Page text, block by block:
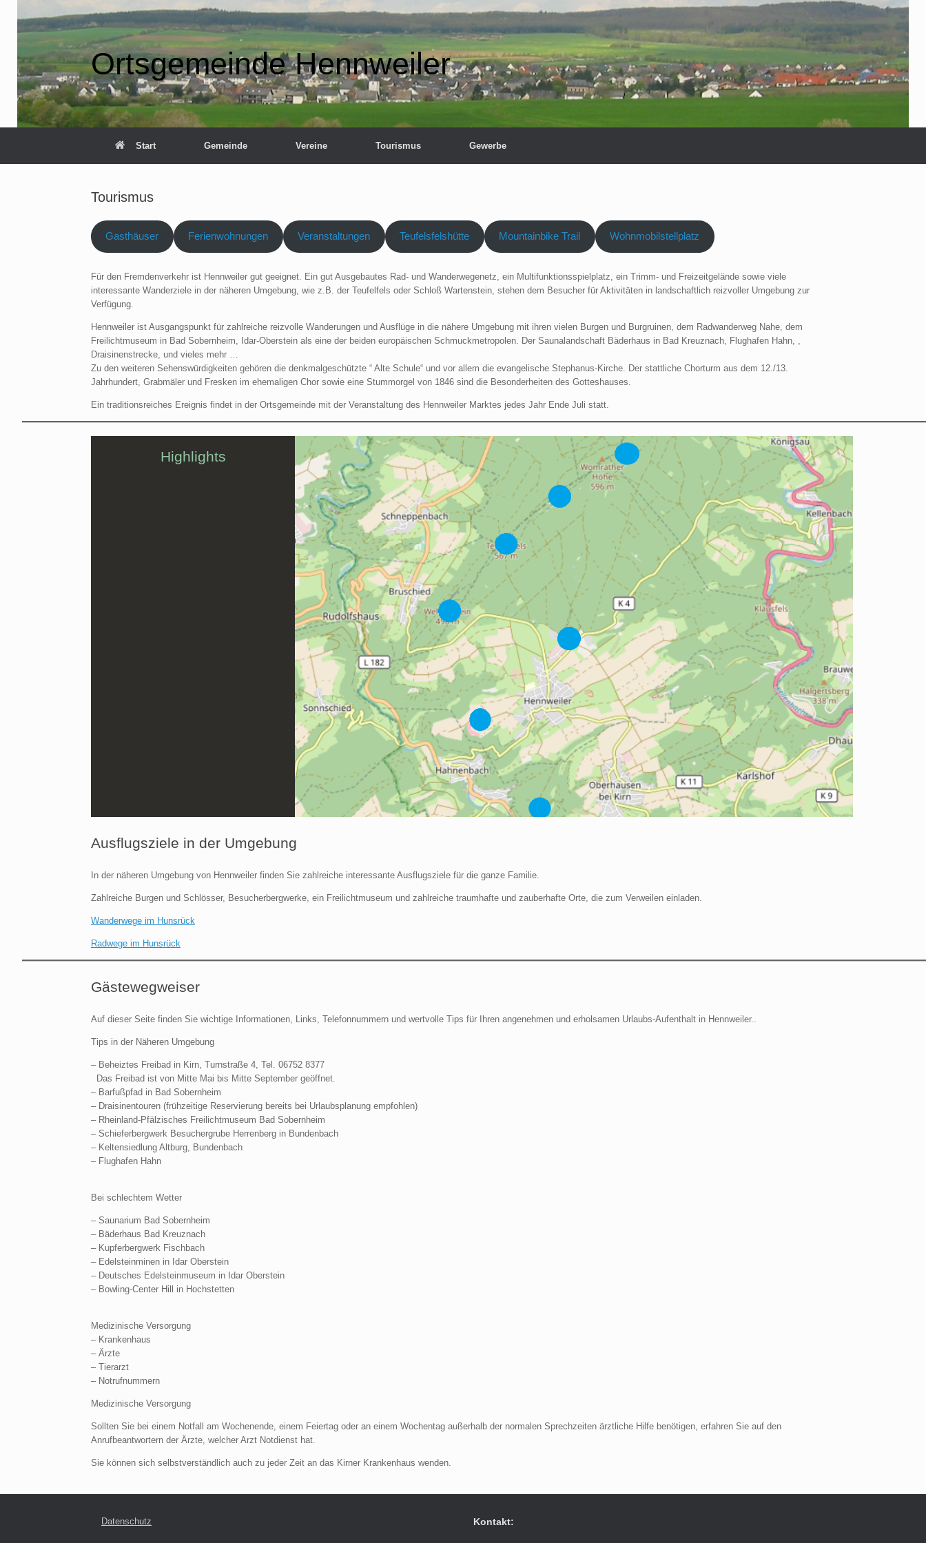
Inhalt
springen
Ortsgemeinde Hennweiler
Start Gemeinde Vereine Tourismus Gewerbe
Tourismus
Gasthäuser Ferienwohnungen Veranstaltungen Teufelsfelshütte Mountainbike Trail Wohnmobilstellplatz
Für den Fremdenverkehr ist Hennweiler gut geeignet. Ein gut Ausgebautes Rad- und Wanderwegenetz, ein Multifunktionsspielplatz, ein Trimm- und Freizeitgelände sowie viele
interessante Wanderziele in der näheren Umgebung, wie z.B. der Teufelfels oder Schloß Wartenstein, stehen dem Besucher für Aktivitäten in landschaftlich reizvoller Umgebung zur
Verfügung.
Hennweiler ist Ausgangspunkt für zahlreiche reizvolle Wanderungen und Ausflüge in die nähere Umgebung mit ihren vielen Burgen und Burgruinen, dem Radwanderweg Nahe, dem
Freilichtmuseum in Bad Sobernheim, Idar-Oberstein als eine der beiden europäischen Schmuckmetropolen. Der Saunalandschaft Bäderhaus in Bad Kreuznach, Flughafen Hahn, ,
Draisinenstrecke, und vieles mehr …
Zu den weiteren Sehenswürdigkeiten gehören die denkmalgeschützte “ Alte Schule“ und vor allem die evangelische Stephanus-Kirche. Der stattliche Chorturm aus dem 12./13.
Jahrhundert, Grabmäler und Fresken im ehemaligen Chor sowie eine Stummorgel von 1846 sind die Besonderheiten des Gotteshauses.
Ein traditionsreiches Ereignis findet in der Ortsgemeinde mit der Veranstaltung des Hennweiler Marktes jedes Jahr Ende Juli statt.
Highlights
Ausflugsziele in der Umgebung
In der näheren Umgebung von Hennweiler finden Sie zahlreiche interessante Ausflugsziele für die ganze Familie.
Zahlreiche Burgen und Schlösser, Besucherbergwerke, ein Freilichtmuseum und zahlreiche traumhafte und zauberhafte Orte, die zum Verweilen einladen.
Wanderwege im Hunsrück
Radwege im Hunsrück
Gästewegweiser
Auf dieser Seite finden Sie wichtige Informationen, Links, Telefonnummern und wertvolle Tips für Ihren angenehmen und erholsamen Urlaubs-Aufenthalt in Hennweiler..
Tips in der Näheren Umgebung
– Beheiztes Freibad in Kirn, Turnstraße 4, Tel. 06752 8377
Das Freibad ist von Mitte Mai bis Mitte September geöffnet.
– Barfußpfad in Bad Sobernheim
– Draisinentouren (frühzeitige Reservierung bereits bei Urlaubsplanung empfohlen)
– Rheinland-Pfälzisches Freilichtmuseum Bad Sobernheim
– Schieferbergwerk Besuchergrube Herrenberg in Bundenbach
– Keltensiedlung Altburg, Bundenbach
– Flughafen Hahn
Bei schlechtem Wetter
– Saunarium Bad Sobernheim
– Bäderhaus Bad Kreuznach
– Kupferbergwerk Fischbach
– Edelsteinminen in Idar Oberstein
– Deutsches Edelsteinmuseum in Idar Oberstein
– Bowling-Center Hill in Hochstetten
Medizinische Versorgung
– Krankenhaus
– Ärzte
– Tierarzt
– Notrufnummern
Medizinische Versorgung
Sollten Sie bei einem Notfall am Wochenende, einem Feiertag oder an einem Wochentag außerhalb der normalen Sprechzeiten ärztliche Hilfe benötigen, erfahren Sie auf den
Anrufbeantwortern der Ärzte, welcher Arzt Notdienst hat.
Sie können sich selbstverständlich auch zu jeder Zeit an das Kirner Krankenhaus wenden.
Datenschutz Kontakt: